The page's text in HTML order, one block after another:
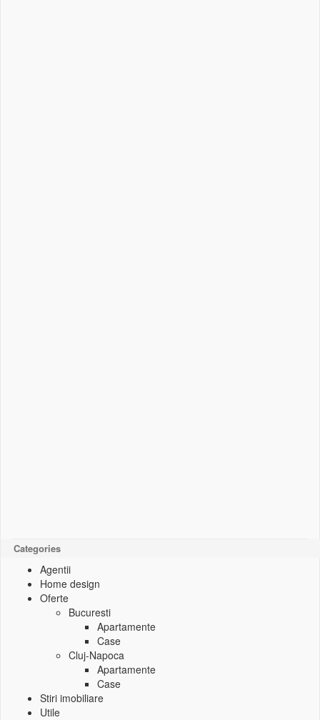
Categories
Agentii
Home design
Oferte
Bucuresti
Apartamente
Case
Cluj-Napoca
Apartamente
Case
Stiri imobiliare
Utile